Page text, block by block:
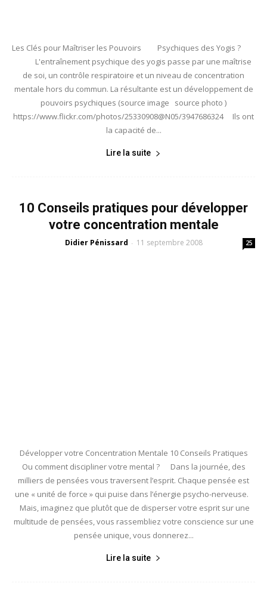
Les Clés pour Maîtriser les Pouvoirs Psychiques des Yogis ?
L'entraînement psychique des yogis passe par une maîtrise
de soi, un contrôle respiratoire et un niveau de concentration
mentale hors du commun. La résultante est un développement de
pouvoirs psychiques (source image source photo )
https://www.flickr.com/photos/25330908@N05/3947686324 Ils ont
la capacité de...
Lire la suite
10 Conseils pratiques pour développer
votre concentration mentale
Didier Pénissard - 11 septembre 2008 25
Développer votre Concentration Mentale 10 Conseils Pratiques
Ou comment discipliner votre mental ? Dans la journée, des
milliers de pensées vous traversent l’esprit. Chaque pensée est
une « unité de force » qui puise dans l’énergie psycho-nerveuse.
Mais, imaginez que plutôt que de disperser votre esprit sur une
multitude de pensées, vous rassembliez votre conscience sur une
pensée unique, vous donnerez...
Lire la suite